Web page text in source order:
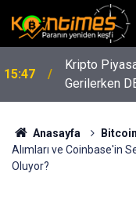
15:47
Kripto
Gerilerken
Anasayfa
Alımları ve Coinbase'in
Oluyor?